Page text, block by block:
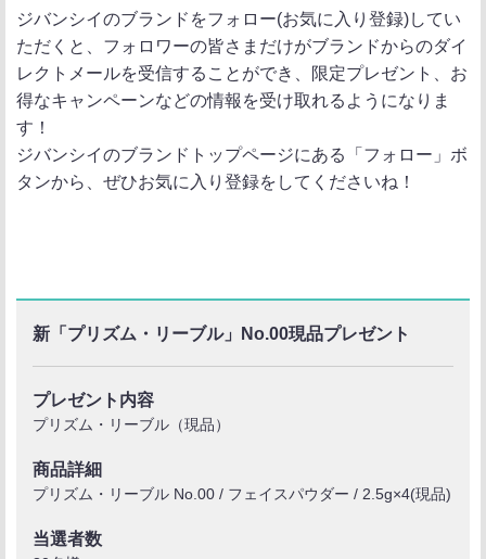
ジバンシイのブランドをフォロー(お気に入り登録)してい
ただくと、フォロワーの皆さまだけがブランドからのダイ
レクトメールを受信することができ、限定プレゼント、お
得なキャンペーンなどの情報を受け取れるようになりま
す！
ジバンシイのブランドトップページにある「フォロー」ボ
タンから、ぜひお気に入り登録をしてくださいね！
新「プリズム・リーブル」No.00現品プレゼント
プレゼント内容
プリズム・リーブル（現品）
商品詳細
プリズム・リーブル No.00 / フェイスパウダー / 2.5g×4(現品)
当選者数